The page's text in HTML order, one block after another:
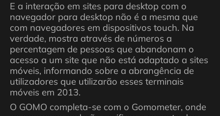
E a interação em sites para desktop com o
navegador para desktop não é a mesma que
com navegadores em dispositivos touch. Na
verdade, mostra através de números a
percentagem de pessoas que abandonam o
acesso a um site que não está adaptado a sites
móveis, informando sobre a abrangência de
utilizadores que utilizarão esses terminais
móveis em 2013.
O GOMO completa-se com o Gomometer, onde